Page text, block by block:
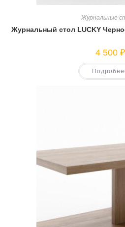
Журнальные
Журнальный стол LUCKY
4 500 ₽